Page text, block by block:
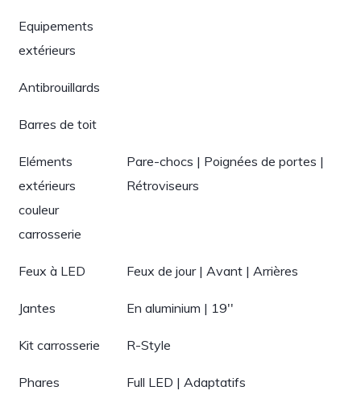
Equipements
extérieurs
Antibrouillards
Barres de toit
Eléments
extérieurs
couleur
carrosserie
Pare-chocs | Poignées de portes |
Rétroviseurs
Feux à LED Feux de jour | Avant | Arrières
Jantes En aluminium | 19''
Kit carrosserie R-Style
Phares Full LED | Adaptatifs